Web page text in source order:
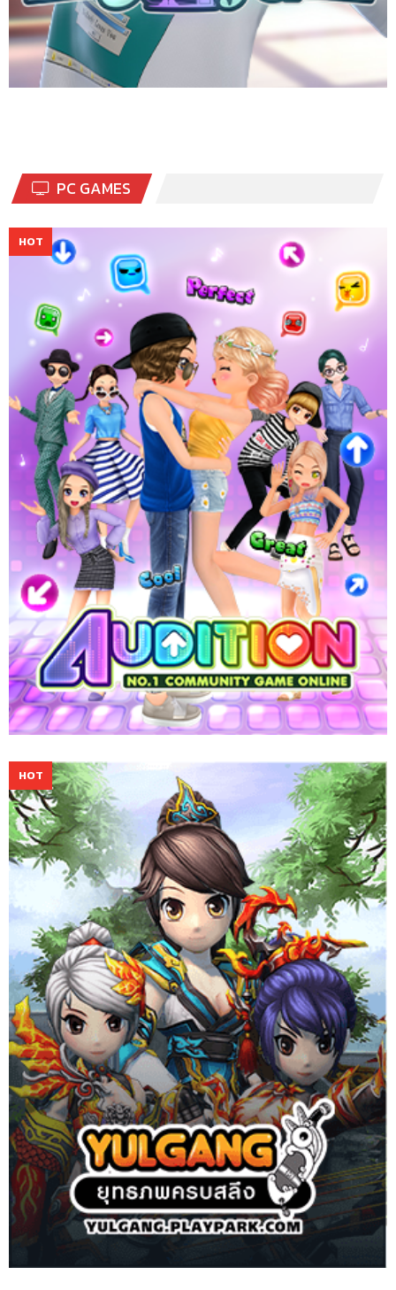
PC GAMES
เกมแดนซ์ออนไลน์สุดฮิตอันดับ 1 ของเมืองไทย เต้นมันส์กับเพลงโปรด
จากศิลปินดังได้ตลอด 24 ชั่วโมง
Website
Download
ยุทธภพครบสลึง จากการ์ตูนดัง สู่เกม MMORPG ยอดฮิต กว่า 7 ล้าน
ไอดี
Website
Download